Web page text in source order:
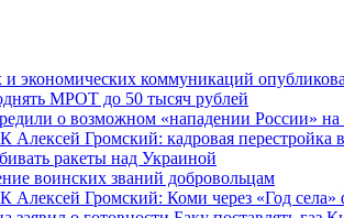
и экономических коммуникаций
МРОТ до 50 тысяч рублей
о возможном «нападении России»
Громский: кадровая перестройка
ракеты над Украиной
воинских званий добровольцам
Громский: Коми через «Год села»